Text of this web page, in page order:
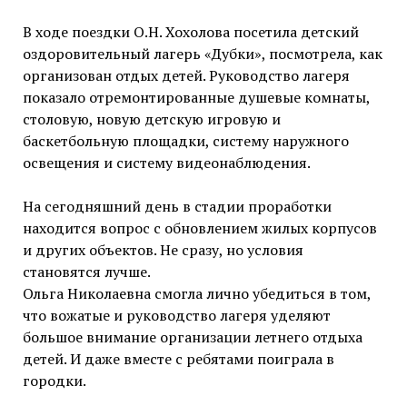
В ходе поездки О.Н. Хохолова посетила детский
оздоровительный лагерь «Дубки», посмотрела, как
организован отдых детей. Руководство лагеря
показало отремонтированные душевые комнаты,
столовую, новую детскую игровую и
баскетбольную площадки, систему наружного
освещения и систему видеонаблюдения.
На сегодняшний день в стадии проработки
находится вопрос с обновлением жилых корпусов
и других объектов. Не сразу, но условия
становятся лучше.
Ольга Николаевна смогла лично убедиться в том,
что вожатые и руководство лагеря уделяют
большое внимание организации летнего отдыха
детей. И даже вместе с ребятами поиграла в
городки.